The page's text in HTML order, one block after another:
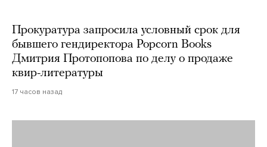
Прокуратура запросила условный срок для
бывшего гендиректора Popcorn Books
Дмитрия Протопопова по делу о продаже
квир-литературы
17 часов назад